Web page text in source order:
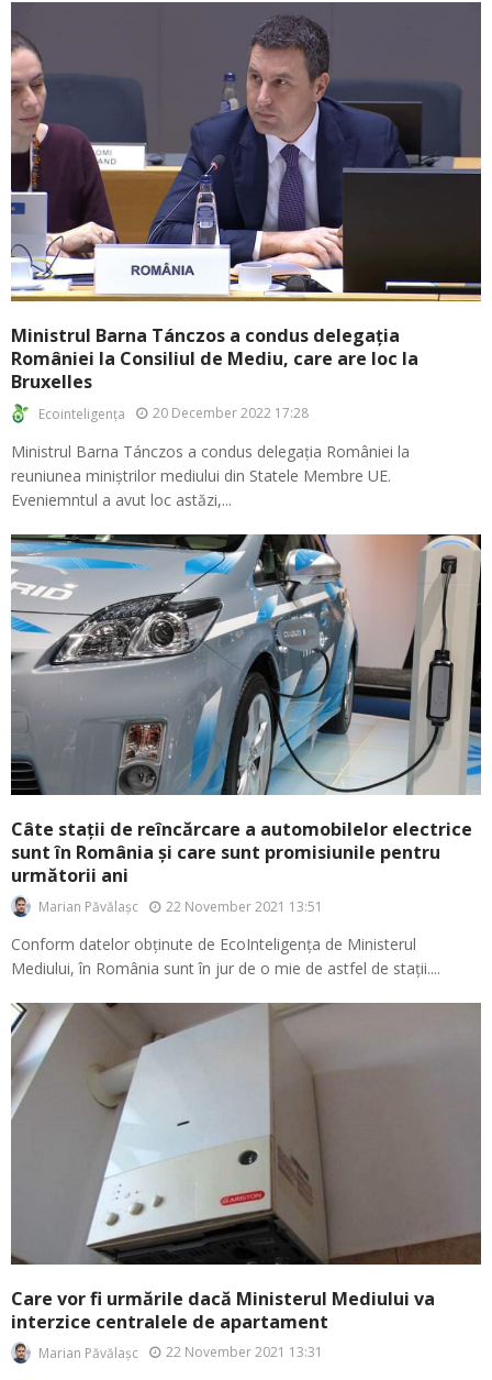
Ministrul Barna Tánczos a condus delegația
României la Consiliul de Mediu, care are loc la
Bruxelles
Ecointeligența 20 December 2022 17:28
Ministrul Barna Tánczos a condus delegația României la
reuniunea miniștrilor mediului din Statele Membre UE.
Eveniemntul a avut loc astăzi,...
Câte stații de reîncărcare a automobilelor electrice
sunt în România și care sunt promisiunile pentru
următorii ani
Marian Păvălașc 22 November 2021 13:51
Conform datelor obținute de EcoInteligența de Ministerul
Mediului, în România sunt în jur de o mie de astfel de stații....
Care vor fi urmările dacă Ministerul Mediului va
interzice centralele de apartament
Marian Păvălașc 22 November 2021 13:31